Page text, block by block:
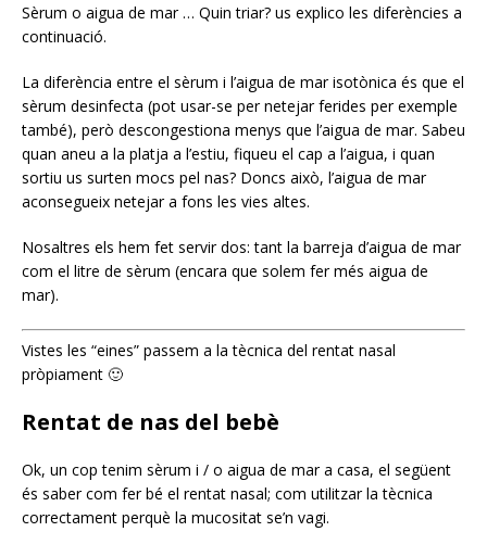
Sèrum o aigua de mar … Quin triar? us explico les diferències a
continuació.
La diferència entre el sèrum i l’aigua de mar isotònica és que el
sèrum desinfecta (pot usar-se per netejar ferides per exemple
també), però descongestiona menys que l’aigua de mar. Sabeu
quan aneu a la platja a l’estiu, fiqueu el cap a l’aigua, i quan
sortiu us surten mocs pel nas? Doncs això, l’aigua de mar
aconsegueix netejar a fons les vies altes.
Nosaltres els hem fet servir dos: tant la barreja d’aigua de mar
com el litre de sèrum (encara que solem fer més aigua de
mar).
Vistes les “eines” passem a la tècnica del rentat nasal
pròpiament 🙂
Rentat de nas del bebè
Ok, un cop tenim sèrum i / o aigua de mar a casa, el següent
és saber com fer bé el rentat nasal; com utilitzar la tècnica
correctament perquè la mucositat se’n vagi.